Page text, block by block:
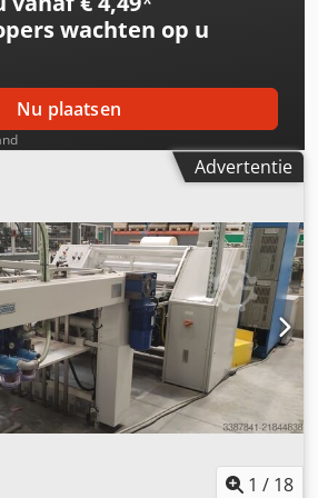
wachten op u
Nu plaatsen
Advertentie
1 / 18